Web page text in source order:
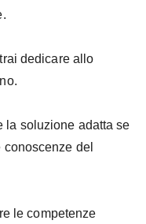
dedicare allo
la soluzione adatta se
del
le competenze